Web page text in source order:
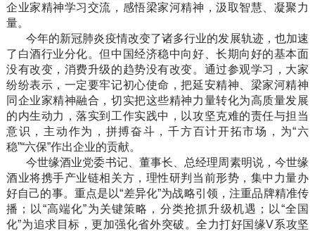
企业家精神学习交流，感悟梁家河精神，汲取智慧、凝聚力
量。
今年的新冠肺炎疫情改变了诸多行业的发展轨迹，也加速
了白酒行业分化。但中国经济稳中向好、长期向好的基本面
没有改变，消费升级的趋势没有改变。通过参观学习，大家
纷纷表示，一定要牢记初心使命，把延安精神、梁家河精神
同企业家精神融合，切实把这些精神力量转化为高质量发展
的内生动力，落实到工作实践中，以攻坚克难的责任与担当
意识，主动作为，拼搏奋斗，千方百计开拓市场，为“六
稳”“六保”作出企业的贡献。
今世缘酒业党委书记、董事长、总经理周素明说，今世缘
酒业将携手产业链相关方，理性研判当前形势，集中力量办
好自己的事。重点是以“差异化”为战略引领，注重品牌精准传
播；以“高端化”为关键策略，分类抢抓升级机遇；以“全国
化”为追求目标，更加强化省外突破。全力打好国缘V系攻坚